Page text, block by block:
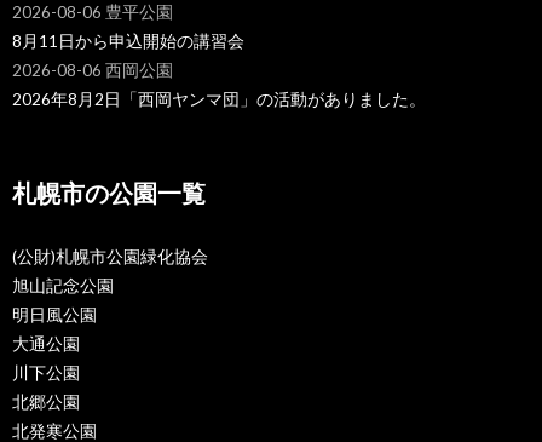
2026-08-06 豊平公園
8月11日から申込開始の講習会
2026-08-06 西岡公園
2026年8月2日「西岡ヤンマ団」の活動がありました。
札幌市の公園一覧
(公財)札幌市公園緑化協会
旭山記念公園
明日風公園
大通公園
川下公園
北郷公園
北発寒公園